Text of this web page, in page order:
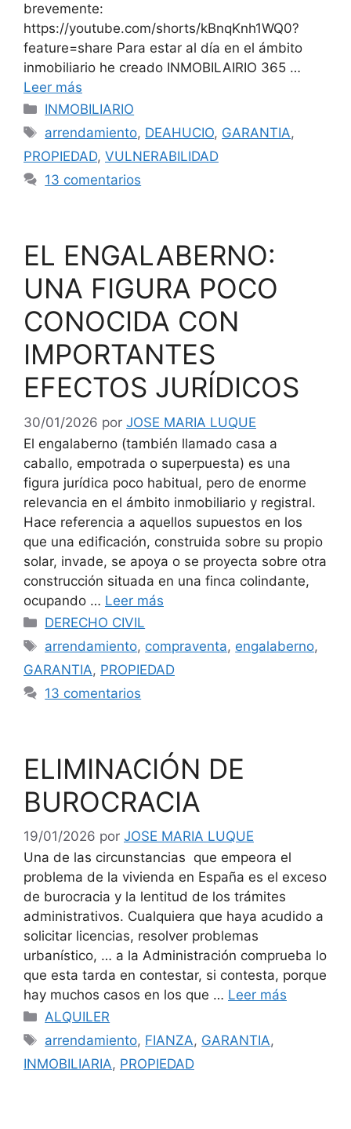
brevemente:
https://youtube.com/shorts/kBnqKnh1WQ0?
feature=share Para estar al día en el ámbito
inmobiliario he creado INMOBILAIRIO 365 …
Leer más
Categorías
INMOBILIARIO
Etiquetas
arrendamiento, DEAHUCIO, GARANTIA,
PROPIEDAD, VULNERABILIDAD
13 comentarios
EL ENGALABERNO:
UNA FIGURA POCO
CONOCIDA CON
IMPORTANTES
EFECTOS JURÍDICOS
30/01/2026 por JOSE MARIA LUQUE
El engalaberno (también llamado casa a
caballo, empotrada o superpuesta) es una
figura jurídica poco habitual, pero de enorme
relevancia en el ámbito inmobiliario y registral.
Hace referencia a aquellos supuestos en los
que una edificación, construida sobre su propio
solar, invade, se apoya o se proyecta sobre otra
construcción situada en una finca colindante,
ocupando … Leer más
Categorías
DERECHO CIVIL
Etiquetas
arrendamiento, compraventa, engalaberno,
GARANTIA, PROPIEDAD
13 comentarios
ELIMINACIÓN DE
BUROCRACIA
19/01/2026 por JOSE MARIA LUQUE
Una de las circunstancias que empeora el
problema de la vivienda en España es el exceso
de burocracia y la lentitud de los trámites
administrativos. Cualquiera que haya acudido a
solicitar licencias, resolver problemas
urbanístico, … a la Administración comprueba lo
que esta tarda en contestar, si contesta, porque
hay muchos casos en los que … Leer más
Categorías
ALQUILER
Etiquetas
arrendamiento, FIANZA, GARANTIA,
INMOBILIARIA, PROPIEDAD